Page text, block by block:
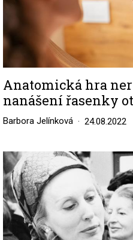
Anatomická hra
nanášení řasenky
Barbora Jelínková 24.08.2022
Image